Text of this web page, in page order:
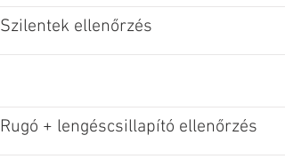
Szilentek ellenőrzés
Rugó + lengéscsillapító ellenőrzés